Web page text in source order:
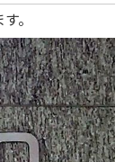
。